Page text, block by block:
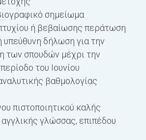
σημείωμα
ή βεβαίωσης περάτωση
υπεύθυνη δήλωση για την
των σπουδών μέχρι την
του Ιουνίου
βαθμολογίας
πιστοποιητικού καλής
γλώσσας, επιπέδου